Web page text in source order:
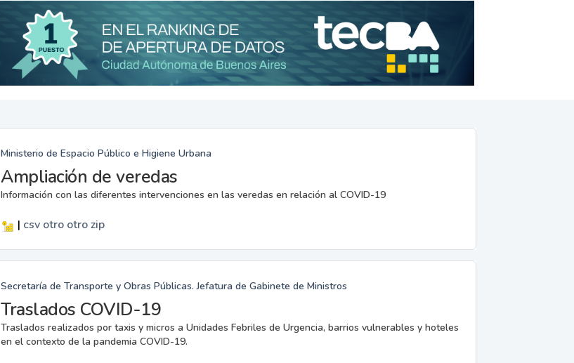
Ministerio de Espacio Público e Higiene Urbana
Ampliación de veredas
Información con las diferentes intervenciones en las veredas en relación al COVID-19
| csv otro otrozip
Secretaría de Transporte y Obras Públicas. Jefatura de Gabinete de Ministros
Traslados COVID-19
Traslados realizados por taxis y micros a Unidades Febriles de Urgencia, barrios vulnerables y hoteles
en el contexto de la pandemia COVID-19.